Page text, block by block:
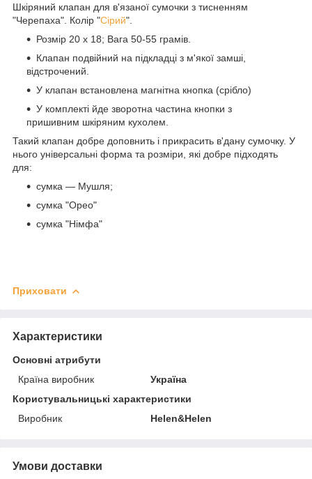
Шкіряний клапан для в'язаної сумочки з тисненням
"Черепаха". Колір "Сірий".
Розмір 20 х 18; Вага 50-55 грамів.
Клапан подвійний на підкладці з м'якої замші,
відстрочений.
У клапан встановлена магнітна кнопка (срібло)
У комплекті йде зворотна частина кнопки з
пришивним шкіряним кухолем.
Такий клапан добре доповнить і прикрасить в'дану сумочку. У
нього універсальні форма та розміри, які добре підходять
для:
сумка — Мушля;
сумка "Орео"
сумка "Німфа"
Приховати
Характеристики
Основні атрибути
Країна виробник
Україна
Користувальницькі характеристики
Виробник
Helen&Helen
Умови доставки